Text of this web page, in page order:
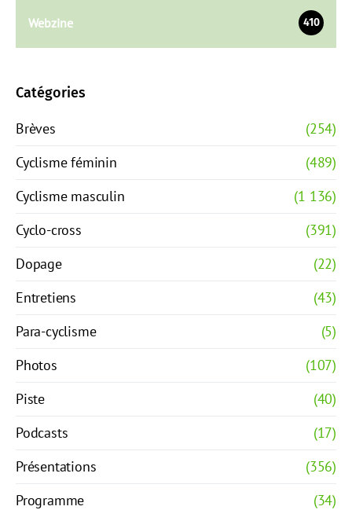
Webzine 410
Catégories
Brèves
(254)
Cyclisme féminin
(489)
Cyclisme masculin
(1 136)
Cyclo-cross
(391)
Dopage
(22)
Entretiens
(43)
Para-cyclisme
(5)
Photos
(107)
Piste
(40)
Podcasts
(17)
Présentations
(356)
Programme
(34)